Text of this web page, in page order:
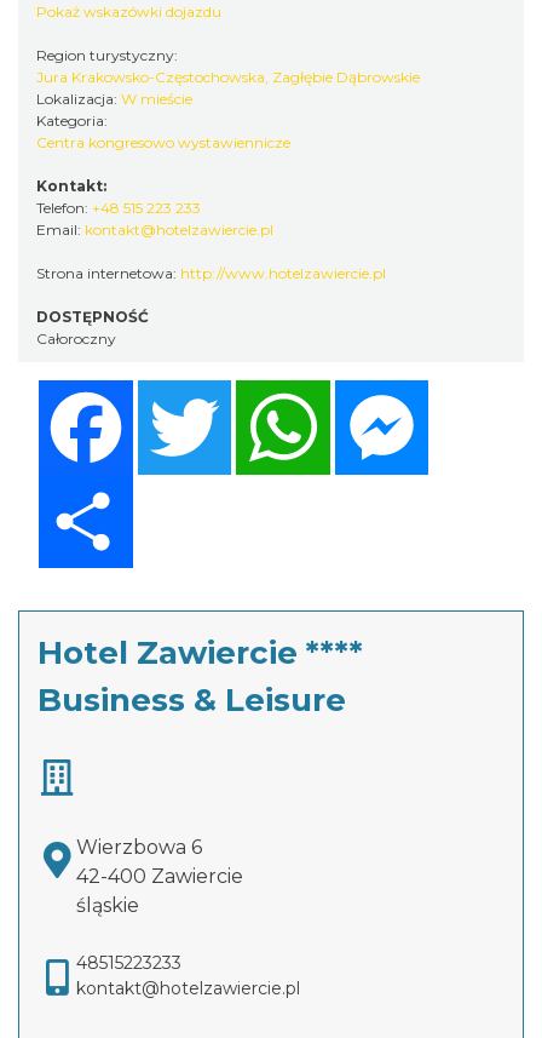
Pokaż wskazówki dojazdu
Region turystyczny:
Jura Krakowsko-Częstochowska, Zagłębie Dąbrowskie
Lokalizacja: W mieście
Kategoria:
Centra kongresowo wystawiennicze
Kontakt:
Telefon: +48 515 223 233
Email: kontakt@hotelzawiercie.pl
Strona internetowa: http://www.hotelzawiercie.pl
DOSTĘPNOŚĆ
Całoroczny
Twitter WhatsApp
Hotel Zawiercie ****
Business & Leisure
Wierzbowa 6
42-400 Zawiercie
śląskie
48515223233
kontakt@hotelzawiercie.pl